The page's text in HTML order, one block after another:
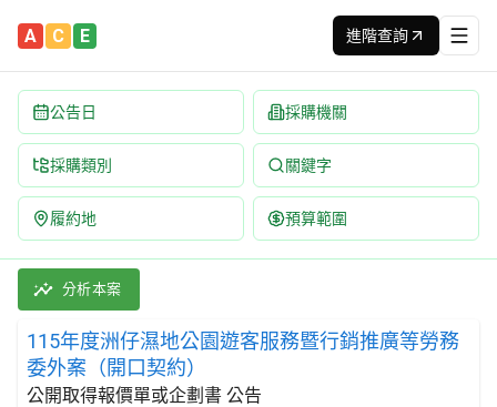
A C E 進階查詢
公告日 採購機關
採購類別 關鍵字
履約地 預算範圍
115年度洲仔濕地公園遊客服務暨行銷推廣等勞務委外案（
採購類別：勞務類 與管理顧問有關之服務 | 招標方式：公
分析本案
115年度洲仔濕地公園遊客服務暨行銷推廣等勞務
委外案（開口契約）
公開取得報價單或企劃書 公告